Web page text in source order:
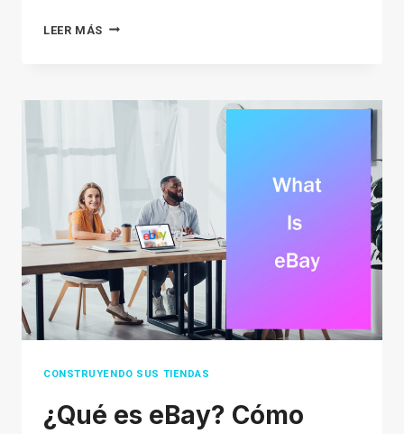
LEER MÁS ¿QUÉ
UNA
PARA
COMPLEMENTO
GRATUITO
DE
WORDPRESS
CONSTRUYENDO SUS TIENDAS
¿Qué es eBay? Cómo